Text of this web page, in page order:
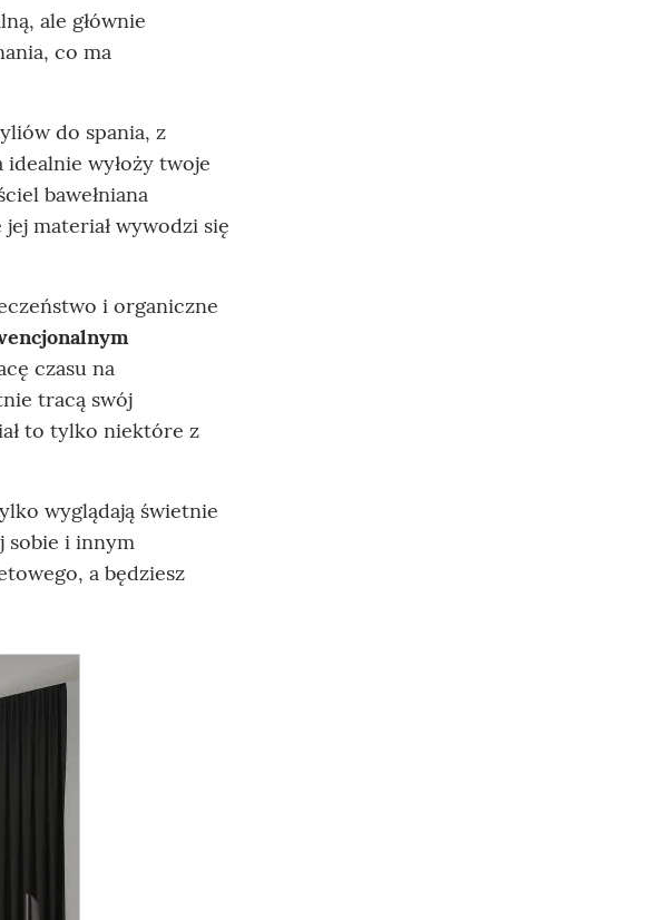
ale głównie
co ma
do spania, z
idealnie wyłoży twoje
bawełniana
materiał wywodzi się
i organiczne
czasu na
tracą swój
to tylko niektóre z
wyglądają świetnie
sobie i innym
a będziesz